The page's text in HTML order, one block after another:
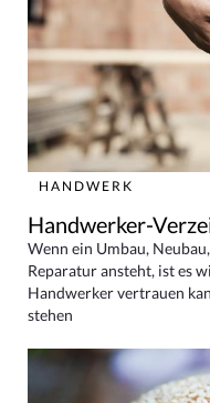
HANDWERK
Handwerker-
Wenn ein Umbau,
Reparatur ansteht, ist es
Handwerker vertrauen
stehen